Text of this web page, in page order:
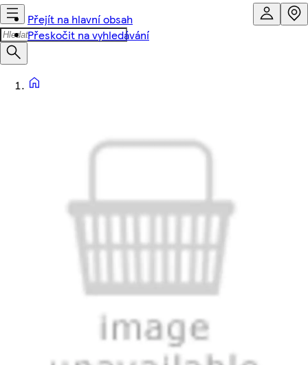
Přejít na hlavní obsah
Přeskočit na vyhledávání